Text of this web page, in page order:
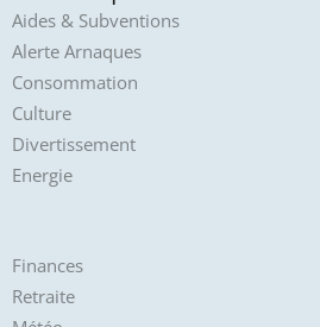
Aides & Subventions
Alerte Arnaques
Consommation
Culture
Divertissement
Energie
Finances
Retraite